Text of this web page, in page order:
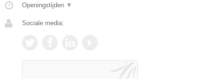
Openingstijden ▼
Sociale media: